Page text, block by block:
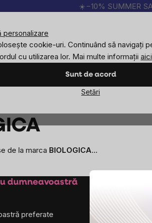
personalizare
cookie-uri. Continuând să navigați
cu utilizarea lor. Mai multe informații aici
Sunt de acord
Setări
☀️−10% SUMMER
verificate Produsele
Căutare
ImunitateFemeiBărbațiCopiiObiective
de la marca BIOLOGICA...
dumneavoastră
preferate